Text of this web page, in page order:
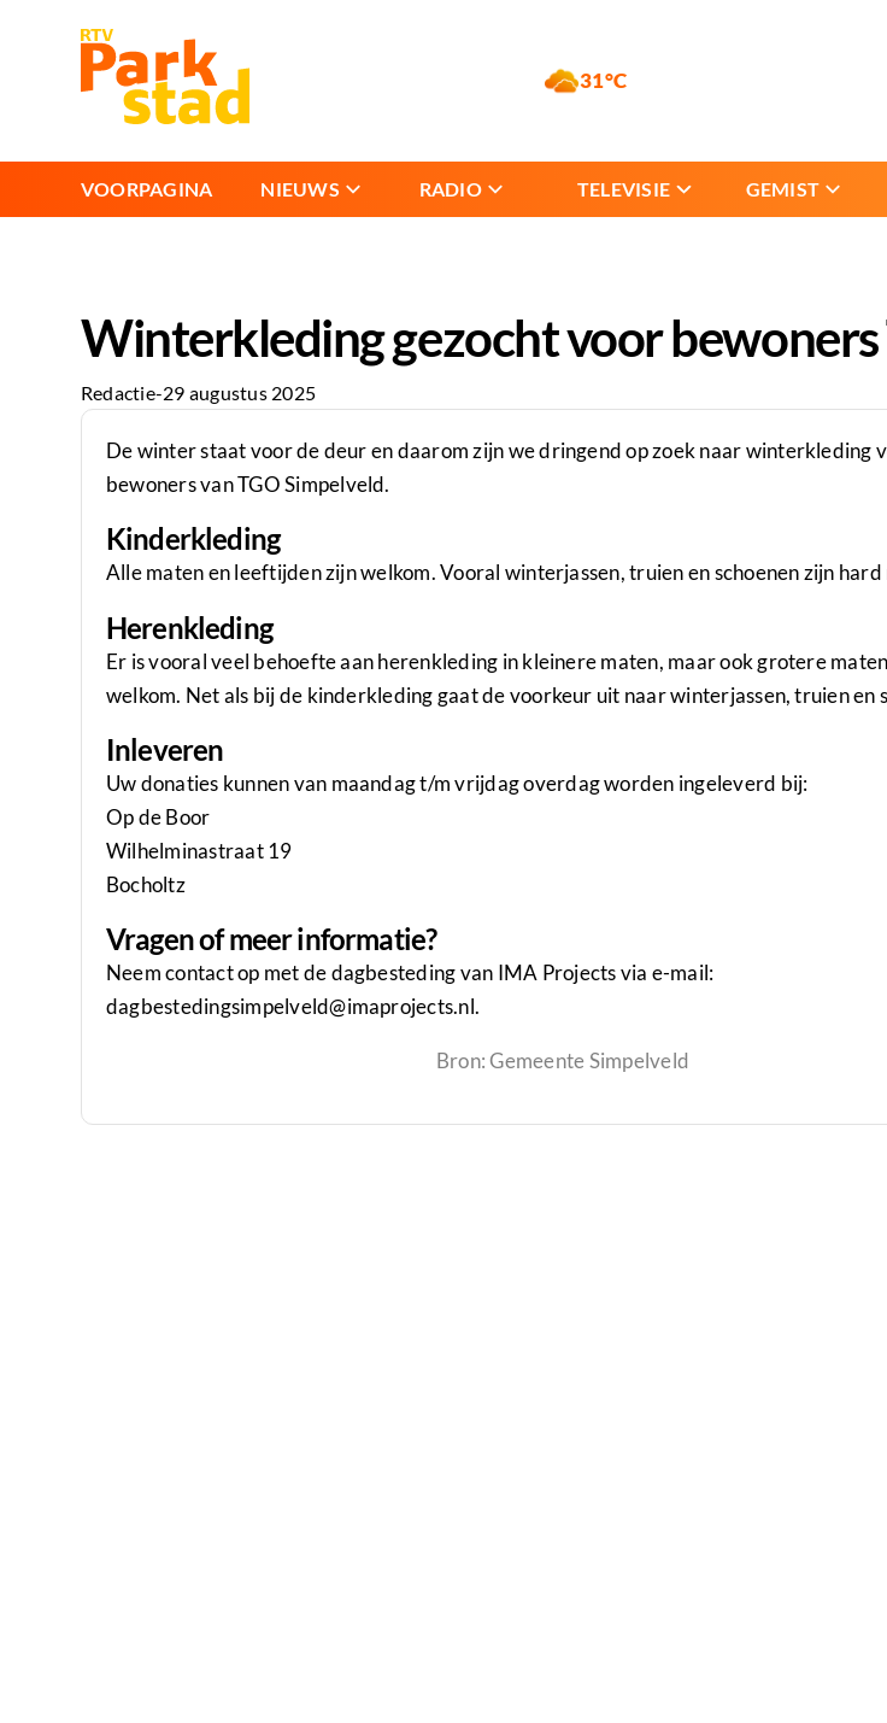
31°C
VOORPAGINA NIEUWS RADIO TELEVISIE GEMIST
Winterkleding gezocht voor bewoners
Redactie-29 augustus 2025
De winter staat voor de deur en daarom zijn we dringend op zoek naar winterkleding
bewoners van TGO Simpelveld.
Kinderkleding
Alle maten en leeftijden zijn welkom. Vooral winterjassen, truien en schoenen zijn hard
Herenkleding
Er is vooral veel behoefte aan herenkleding in kleinere maten, maar ook grotere
welkom. Net als bij de kinderkleding gaat de voorkeur uit naar winterjassen, truien en
Inleveren
Uw donaties kunnen van maandag t/m vrijdag overdag worden ingeleverd bij:
Op de Boor
Wilhelminastraat 19
Bocholtz
Vragen of meer informatie?
Neem contact op met de dagbesteding van IMA Projects via e-mail:
dagbestedingsimpelveld@imaprojects.nl.
Bron: Gemeente Simpelveld